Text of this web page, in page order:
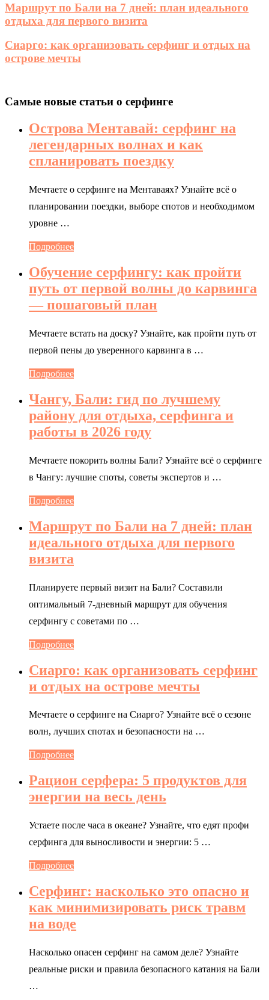
Маршрут по Бали на 7 дней: план идеального
отдыха для первого визита
Сиарго: как организовать серфинг и отдых на
острове мечты
Самые новые статьи о серфинге
Острова Ментавай: серфинг на
легендарных волнах и как
спланировать поездку
Мечтаете о серфинге на Ментаваях? Узнайте всё о
планировании поездки, выборе спотов и необходимом
уровне …
Подробнее
Обучение серфингу: как пройти
путь от первой волны до карвинга
— пошаговый план
Мечтаете встать на доску? Узнайте, как пройти путь от
первой пены до уверенного карвинга в …
Подробнее
Чангу, Бали: гид по лучшему
району для отдыха, серфинга и
работы в 2026 году
Мечтаете покорить волны Бали? Узнайте всё о серфинге
в Чангу: лучшие споты, советы экспертов и …
Подробнее
Маршрут по Бали на 7 дней: план
идеального отдыха для первого
визита
Планируете первый визит на Бали? Составили
оптимальный 7-дневный маршрут для обучения
серфингу с советами по …
Подробнее
Сиарго: как организовать серфинг
и отдых на острове мечты
Мечтаете о серфинге на Сиарго? Узнайте всё о сезоне
волн, лучших спотах и безопасности на …
Подробнее
Рацион серфера: 5 продуктов для
энергии на весь день
Устаете после часа в океане? Узнайте, что едят профи
серфинга для выносливости и энергии: 5 …
Подробнее
Серфинг: насколько это опасно и
как минимизировать риск травм
на воде
Насколько опасен серфинг на самом деле? Узнайте
реальные риски и правила безопасного катания на Бали
…